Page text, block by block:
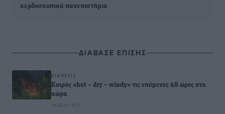
κερδοσκοπικά πανεπιστήμια
ΔΙΑΒΑΣΕ ΕΠΙΣΗΣ
ΕΙΔΉΣΕΙΣ
Καιρός «hot – dry – windy» τις επόμενες 48 ώρες στη
χώρα
08.08.26 · 19:21